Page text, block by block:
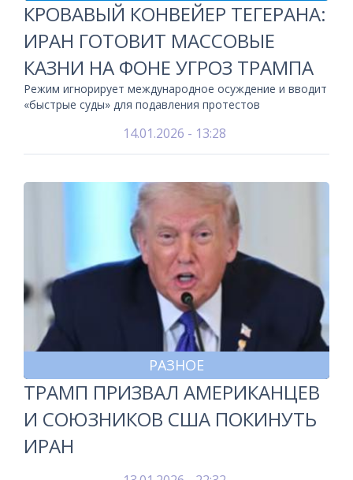
КРОВАВЫЙ КОНВЕЙЕР ТЕГЕРАНА:
ИРАН ГОТОВИТ МАССОВЫЕ
КАЗНИ НА ФОНЕ УГРОЗ ТРАМПА
Режим игнорирует международное осуждение и вводит
«быстрые суды» для подавления протестов
14.01.2026 - 13:28
РАЗНОЕ
ТРАМП ПРИЗВАЛ АМЕРИКАНЦЕВ
И СОЮЗНИКОВ США ПОКИНУТЬ
ИРАН